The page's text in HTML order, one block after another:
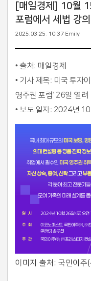
[매일경제] 10월
포럼에서 세법 강의
2025.03.25. 10:37 Emily
• 출처: 매일경제
• 기사 제목: 미국 투자
영주권 포럼’ 26일 열려
• 보도 일자: 2024년
이미지 출처: 국민이주